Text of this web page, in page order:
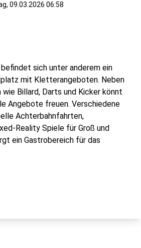
09.03.2026 06:58
sich unter anderem ein
mit Kletterangeboten. Neben
Billard, Darts und Kicker könnt
Angebote freuen. Verschiedene
Achterbahnfahrten,
Reality Spiele für Groß und
ein Gastrobereich für das